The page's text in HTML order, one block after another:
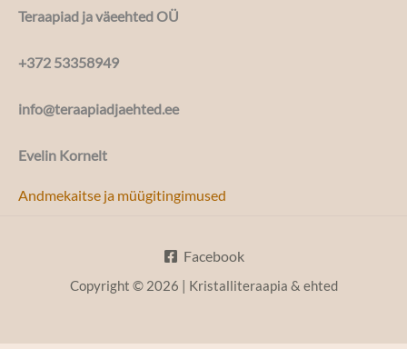
Teraapiad ja väeehted OÜ
+372 53358949
info@teraapiadjaehted.ee
Evelin Kornelt
Andmekaitse ja müügitingimused
Facebook
Copyright © 2026 | Kristalliteraapia & ehted